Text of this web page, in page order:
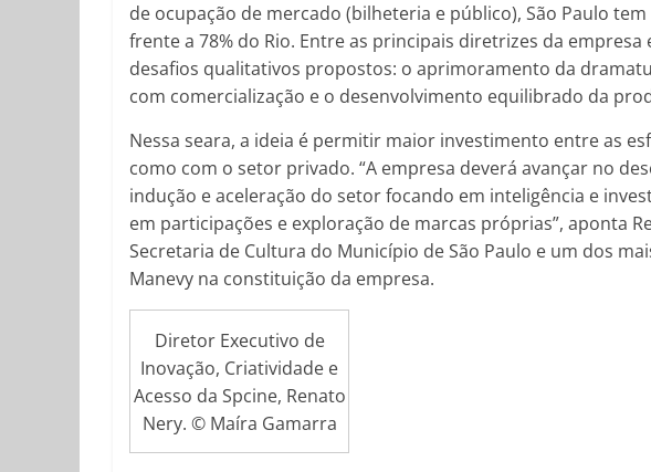
de ocupação de mercado (bilheteria e público), São Paulo
frente a 78% do Rio. Entre as principais diretrizes da
desafios qualitativos propostos: o aprimoramento da
com comercialização e o desenvolvimento equilibrado da
Nessa seara, a ideia é permitir maior investimento entre as
como com o setor privado. “A empresa deverá avançar no
indução e aceleração do setor focando em inteligência e
em participações e exploração de marcas próprias”, aponta
Secretaria de Cultura do Município de São Paulo e um dos
Manevy na constituição da empresa.
Diretor Executivo de
Inovação, Criatividade e
Acesso da Spcine, Renato
Nery. © Maíra Gamarra